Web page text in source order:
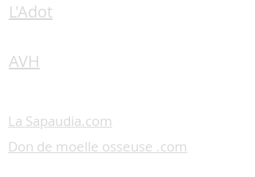
L'Adot
AVH
La Sapaudia.com
Don de moelle osseuse .com